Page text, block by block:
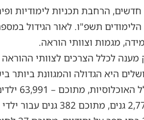
הרחבת תכניות לימודיות
תשפ"ו. לאור הגידול
מגמות וצוותי הוראה.
מענה לכלל הצרכים לצוותי